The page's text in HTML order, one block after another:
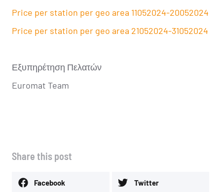
Price per station per geo area 11052024-20052024
Price per station per geo area 21052024-31052024
Εξυπηρέτηση Πελατών
Euromat Team
Share this post
Facebook Twitter